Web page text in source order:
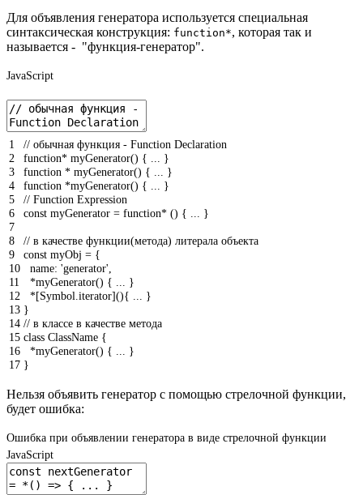
Для объявления генератора используется специальная
синтаксическая конструкция: function*, которая так и
называется - "функция-генератор".
JavaScript
1
2
3
4
5
6
7
8
9
10
11
12
13
14
15
16
17
// обычная функция - Function Declaration
function* myGenerator() { ... }
function * myGenerator() { ... }
function *myGenerator() { ... }
// Function Expression
const myGenerator = function* () { ... }
// в качестве функции(метода) литерала объекта
const myObj = {
name: 'generator',
*myGenerator() { ... }
*[Symbol.iterator](){ ... }
}
// в классе в качестве метода
class ClassName {
*myGenerator() { ... }
}
Нельзя объявить генератор с помощью стрелочной функции,
будет ошибка:
Ошибка при объявлении генератора в виде стрелочной функции
JavaScript